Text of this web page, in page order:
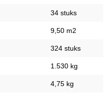
34 stuks
9,50 m2
324 stuks
1.530 kg
4,75 kg